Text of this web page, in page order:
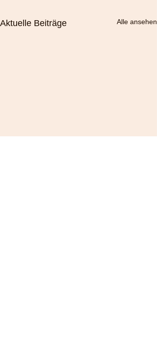
Aktuelle Beiträge Alle ansehen